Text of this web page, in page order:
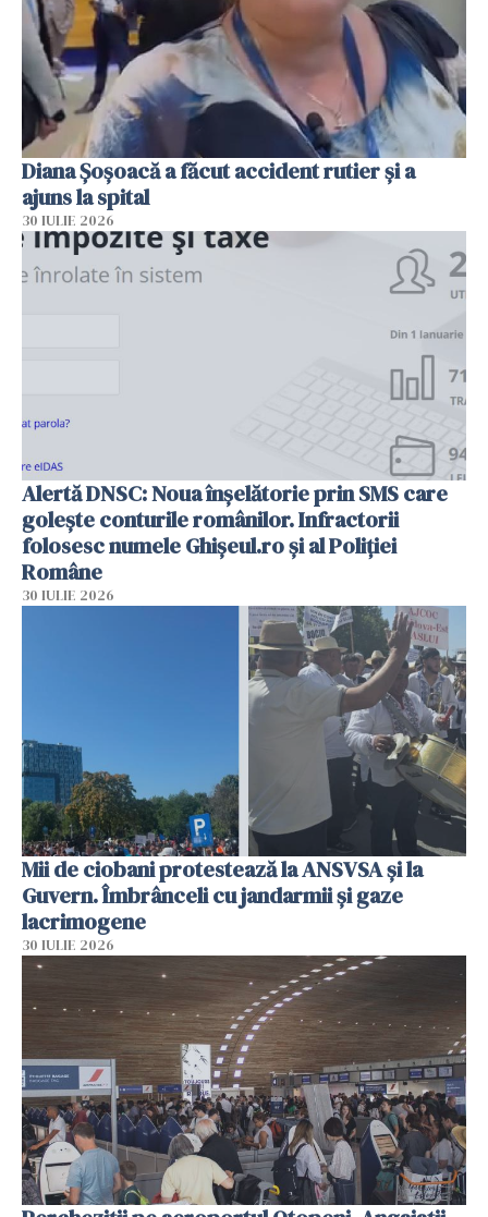
Diana Șoșoacă a făcut accident rutier și a
ajuns la spital
30 IULIE 2026
Alertă DNSC: Noua înșelătorie prin SMS care
golește conturile românilor. Infractorii
folosesc numele Ghișeul.ro și al Poliției
Române
30 IULIE 2026
Mii de ciobani protestează la ANSVSA și la
Guvern. Îmbrânceli cu jandarmii și gaze
lacrimogene
30 IULIE 2026